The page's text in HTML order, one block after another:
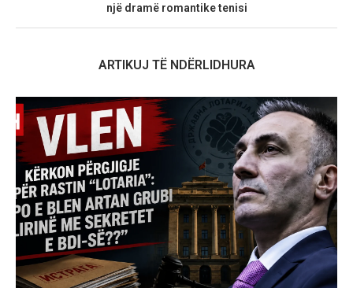
një dramë romantike tenisi
ARTIKUJ TË NDËRLIDHURA